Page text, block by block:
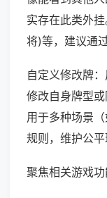
实存在此类外
将)等，建议通
自定义修改牌
修改自身牌型
用于多种场景
规则，维护公平
聚焦相关游戏功